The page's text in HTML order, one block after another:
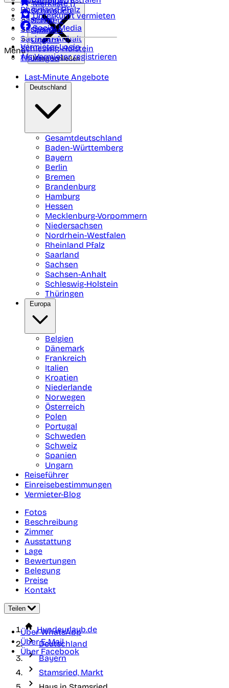
Rheinland Pfalz
Saarland
Sachsen
Sachsen-Anhalt
Schleswig-Holstein
Thüringen
Schweden
Schweiz
Spanien
Ungarn
Merkliste ()
Unterkunft vermieten
Social Media
Vermieter-Login
Als Vermieter registrieren
Menü
Menü schließen
Last-Minute Angebote
Deutschland
Gesamtdeutschland
Baden-Württemberg
Bayern
Berlin
Bremen
Brandenburg
Hamburg
Hessen
Mecklenburg-Vorpommern
Niedersachsen
Nordrhein-Westfalen
Rheinland Pfalz
Saarland
Sachsen
Sachsen-Anhalt
Schleswig-Holstein
Thüringen
Europa
Belgien
Dänemark
Frankreich
Italien
Kroatien
Niederlande
Norwegen
Österreich
Polen
Portugal
Schweden
Schweiz
Spanien
Ungarn
Reiseführer
Einreisebestimmungen
Vermieter-Blog
Fotos
Beschreibung
Zimmer
Ausstattung
Lage
Bewertungen
Belegung
Preise
Kontakt
Teilen
Über WhatsApp
Über E-Mail
Über Facebook
Hundeurlaub.de
Deutschland
Bayern
Stamsried, Markt